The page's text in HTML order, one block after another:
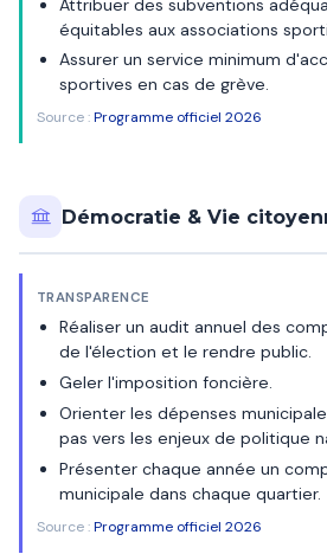
équitables aux associations
Assurer un service minimum
sportives en cas de grève.
Source :Programme officiel 2026
Démocratie & Vie
TRANSPARENCE
Réaliser un audit annuel des
de l'élection et le rendre public.
Geler l'imposition foncière.
Orienter les dépenses
pas vers les enjeux de politique
Présenter chaque année un
municipale dans chaque quartier.
Source :Programme officiel 2026